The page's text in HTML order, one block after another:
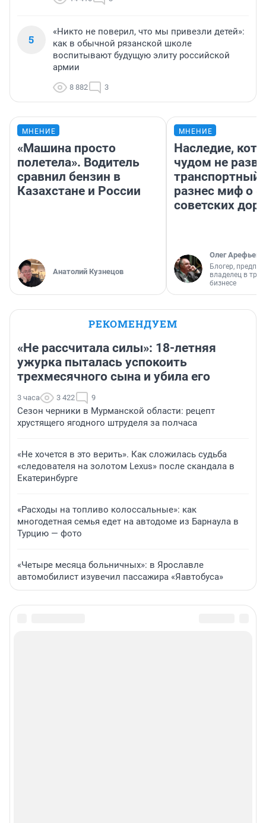
5
«Никто не поверил, что мы привезли детей»:
как в обычной рязанской школе
воспитывают будущую элиту российской
армии
8 882 3
МНЕНИЕ
«Машина просто
полетела». Водитель
сравнил бензин в
Казахстане и России
Анатолий Кузнецов
МНЕНИЕ
Наследие,
чудом не
транспортный
разнес миф о
советских
Олег Арефьев
Блогер,
владелец в
бизнесе
РЕКОМЕНДУЕМ
«Не рассчитала силы»: 18-летняя
ужурка пыталась успокоить
трехмесячного сына и убила его
3 часа 3 422 9
Сезон черники в Мурманской области: рецепт
хрустящего ягодного штруделя за полчаса
«Не хочется в это верить». Как сложилась судьба
«следователя на золотом Lexus» после скандала в
Екатеринбурге
«Расходы на топливо колоссальные»: как
многодетная семья едет на автодоме из Барнаула в
Турцию — фото
«Четыре месяца больничных»: в Ярославле
автомобилист изувечил пассажира «Яавтобуса»